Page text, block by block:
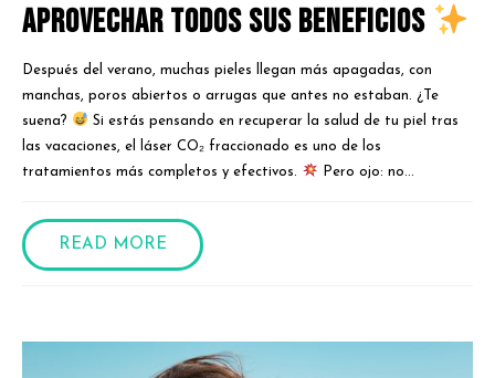
aprovechar todos sus beneficios
Después del verano, muchas pieles llegan más apagadas, con
manchas, poros abiertos o arrugas que antes no estaban. ¿Te
suena?
Si estás pensando en recuperar la salud de tu piel tras
las vacaciones, el láser CO₂ fraccionado es uno de los
tratamientos más completos y efectivos.
Pero ojo: no...
READ MORE